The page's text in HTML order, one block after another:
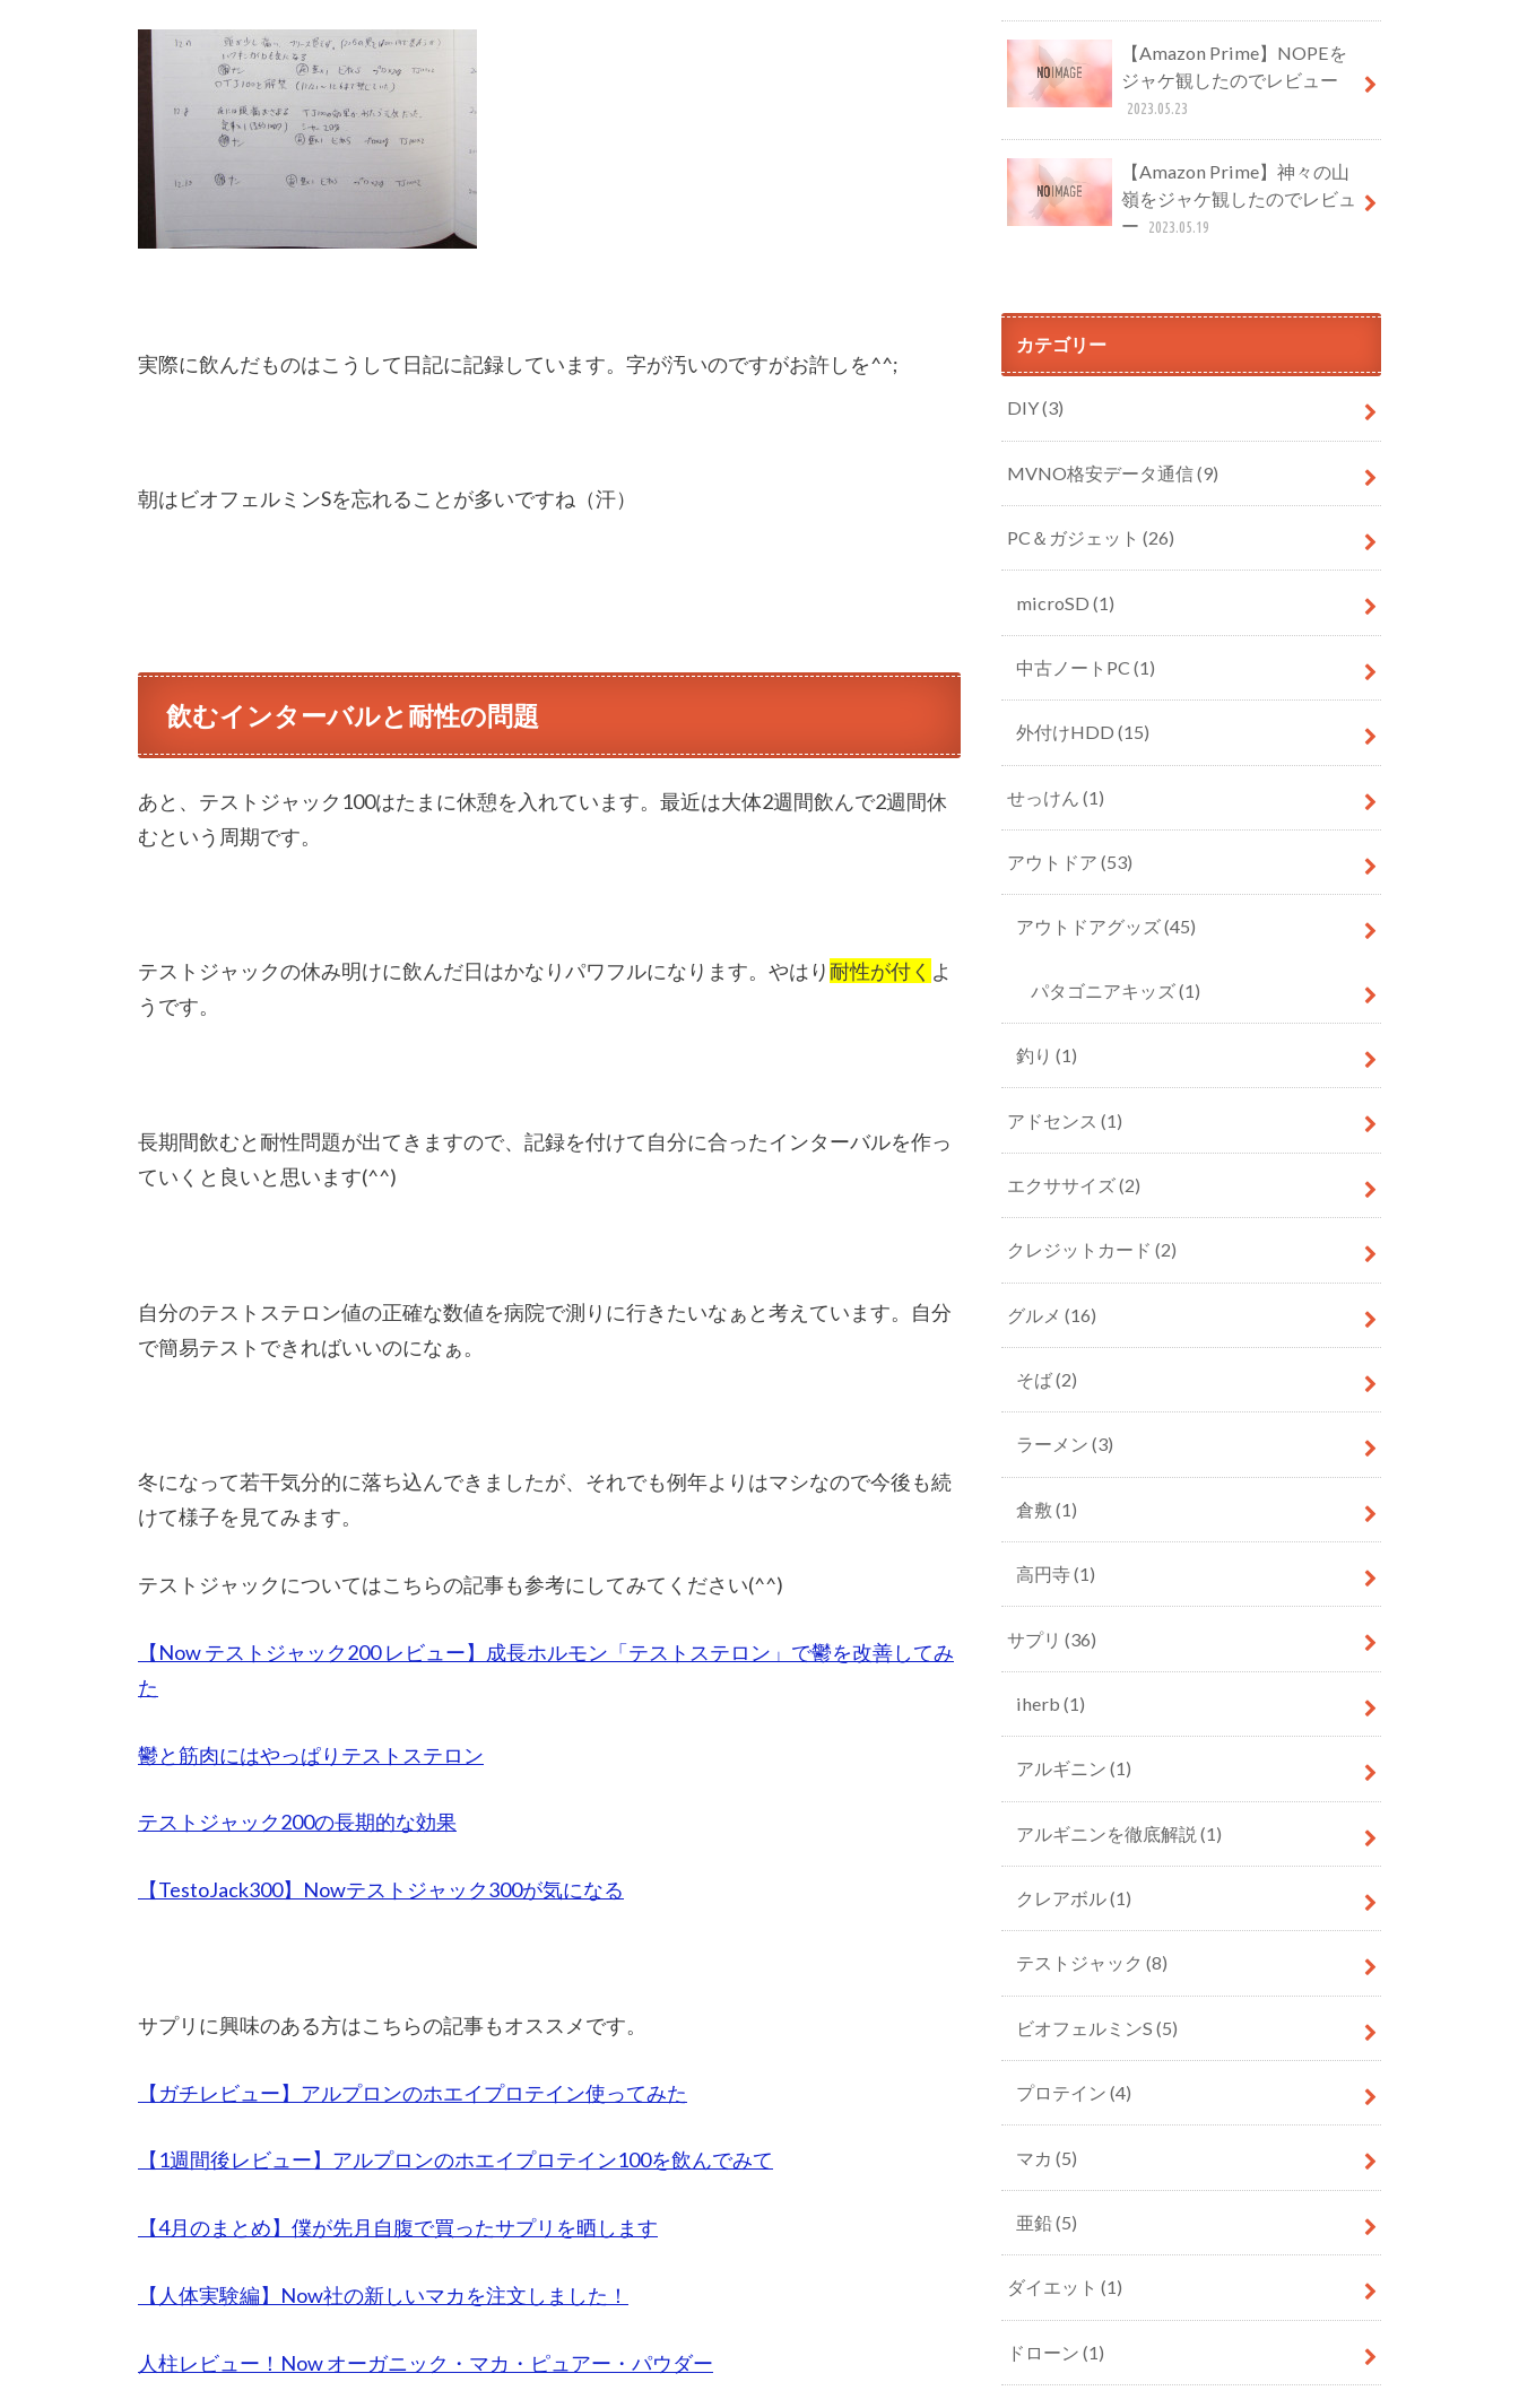
実際に飲んだものはこうして日記に記録しています。字が汚いのですがお許しを^^;
朝はビオフェルミンSを忘れることが多いですね（汗）
飲むインターバルと耐性の問題
あと、テストジャック100はたまに休憩を入れています。最近は大体2週間飲んで2週間休
むという周期です。
テストジャックの休み明けに飲んだ日はかなりパワフルになります。やはり 耐性が付く よ
うです。
長期間飲むと耐性問題が出てきますので、記録を付けて自分に合ったインターバルを作っ
ていくと良いと思います(^^)
自分のテストステロン値の正確な数値を病院で測りに行きたいなぁと考えています。自分
で簡易テストできればいいのになぁ。
冬になって若干気分的に落ち込んできましたが、それでも例年よりはマシなので今後も続
けて様子を見てみます。
テストジャックについてはこちらの記事も参考にしてみてください(^^)
【Now テストジャック200 レビュー】成長ホルモン「テストステロン」で鬱を改善してみ
た
鬱と筋肉にはやっぱりテストステロン
テストジャック200の長期的な効果
【TestoJack300】Nowテストジャック300が気になる
サプリに興味のある方はこちらの記事もオススメです。
【ガチレビュー】アルプロンのホエイプロテイン使ってみた
【1週間後レビュー】アルプロンのホエイプロテイン100を飲んでみて
【4月のまとめ】僕が先月自腹で買ったサプリを晒します
【人体実験編】Now社の新しいマカを注文しました！
人柱レビュー！Now オーガニック・マカ・ピュアー・パウダー
【Amazon Prime】NOPEを
ジャケ観したのでレビュー
2023.05.23
【Amazon Prime】神々の山
嶺をジャケ観したのでレビュ
ー 2023.05.19
カテゴリー
DIY(3)
MVNO格安データ通信(9)
PC＆ガジェット (26)
microSD (1)
中古ノートPC (1)
外付けHDD (15)
せっけん (1)
アウトドア (53)
アウトドアグッズ(45)
パタゴニアキッズ(1)
釣り (1)
アドセンス (1)
エクササイズ(2)
クレジットカード (2)
グルメ (16)
そば(2)
ラーメン (3)
倉敷 (1)
高円寺(1)
サプリ (36)
iherb (1)
アルギニン (1)
アルギニンを徹底解説 (1)
クレアボル(1)
テストジャック (8)
ビオフェルミンS (5)
プロテイン (4)
マカ (5)
亜鉛(5)
ダイエット (1)
ドローン (1)